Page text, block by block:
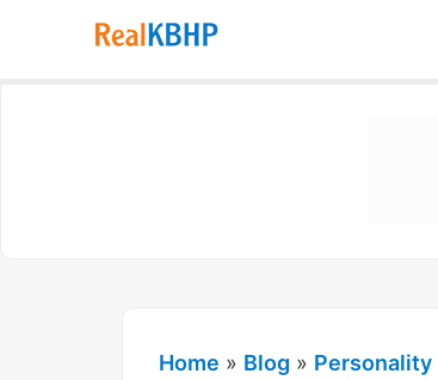
RealKBHP
Home » Blog » Personality